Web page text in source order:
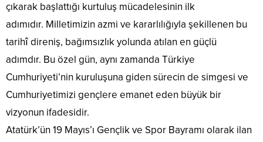
çıkarak başlattığı kurtuluş mücadelesinin ilk
adımıdır. Milletimizin azmi ve kararlılığıyla şekillenen bu
tarihî direniş, bağımsızlık yolunda atılan en güçlü
adımdır. Bu özel gün, aynı zamanda Türkiye
Cumhuriyeti’nin kuruluşuna giden sürecin de simgesi ve
Cumhuriyetimizi gençlere emanet eden büyük bir
vizyonun ifadesidir.
Atatürk’ün 19 Mayıs’ı Gençlik ve Spor Bayramı olarak ilan